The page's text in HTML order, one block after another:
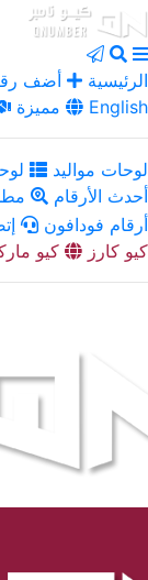
الرئيسية أضف
مميزة
English
لوحات مواليد
أحدث الأرقام
أرقام فودافون
كيو كارز
كيو